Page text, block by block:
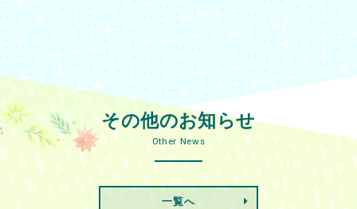
その他のお知らせ
Other News
一覧へ